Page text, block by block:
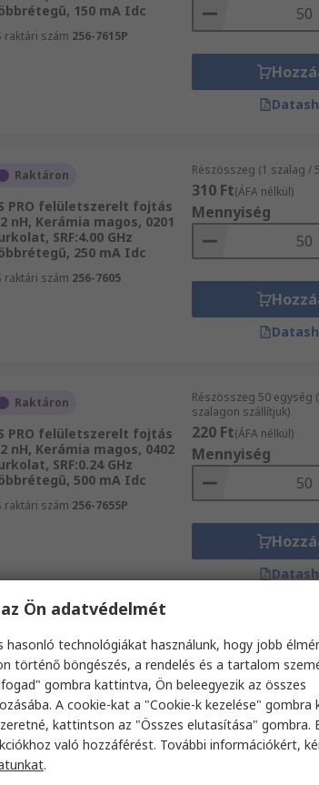
150 mA Idc
raktári szám 256-7615P
Raktáron
PRO felületszerelt fojtás
nH, Kerámia magos, 0201
SRF:4.00 GHz
250 mA Idc
raktári szám 256-7605
Részösszeg (1 szalag /
310 Ft(ÁFA nélkül)
Mennyiség
Raktáron
PRO felületszerelt fojtás
nH, Kerámia magos, 0402
SRF:0.24 GHz
500 mA Idc
raktári szám 256-7655P
Részösszeg 50 egység
szalagon szállítjuk)
220 Ft(ÁFA nélkül)
Mennyiség
Raktáron
PRO felületszerelt fojtás
nH, Kerámia magos, 0201
SRF:10.00 GHz
800 mA Idc
raktári szám256-7563
Részösszeg (1 szalag /
60 Ft (ÁFA nélkül)
Mennyiség
Ön adatvédelmét
hasonló technológiákat használunk, hogy jobb
történő böngészés, a rendelés és a tartalom
gombra kattintva, Ön beleegyezik az összes
A cookie-kat a "Cookie-k kezelése" gombra
kattintson az "Összes elutasítása" gombra.
való hozzáférést. További információkért,
.